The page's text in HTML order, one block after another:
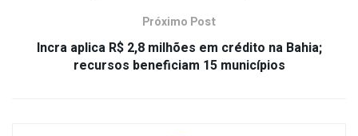
Próximo Post
Incra aplica R$ 2,8 milhões em crédito na Bahia;
recursos beneficiam 15 municípios